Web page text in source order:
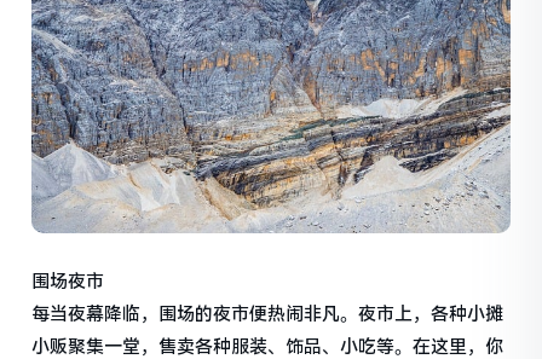
围场夜市
每当夜幕降临，围场的夜市便热闹非凡。夜市上，各种小摊
小贩聚集一堂，售卖各种服装、饰品、小吃等。在这里，你